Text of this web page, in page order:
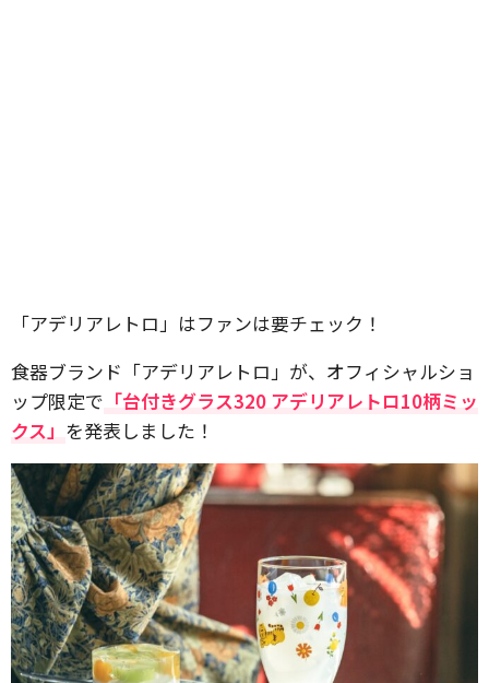
「アデリアレトロ」はファンは要チェック！
食器ブランド「アデリアレトロ」が、オフィシャルショ
ップ限定で 「台付きグラス320 アデリアレトロ10柄ミッ
クス」 を発表しました！